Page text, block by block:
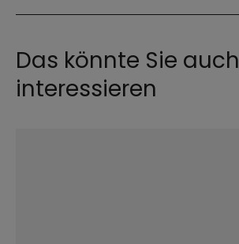
Das könnte Sie auch
interessieren